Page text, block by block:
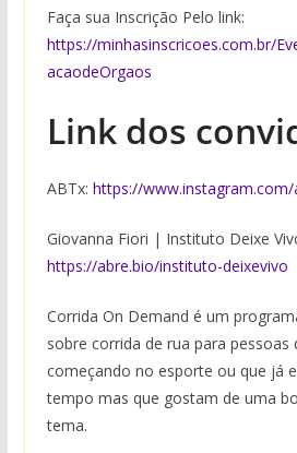
Faça sua Inscrição Pelo link:
https://minhasinscricoes.com.br/
acaodeOrgaos
Link dos
ABTx: https://
Giovanna Fiori | Instituto Deixe
https://abre.bio/instituto-deixevivo
Corrida On Demand é um
sobre corrida de rua para pessoas
começando no esporte ou que já
tempo mas que gostam de uma
tema.